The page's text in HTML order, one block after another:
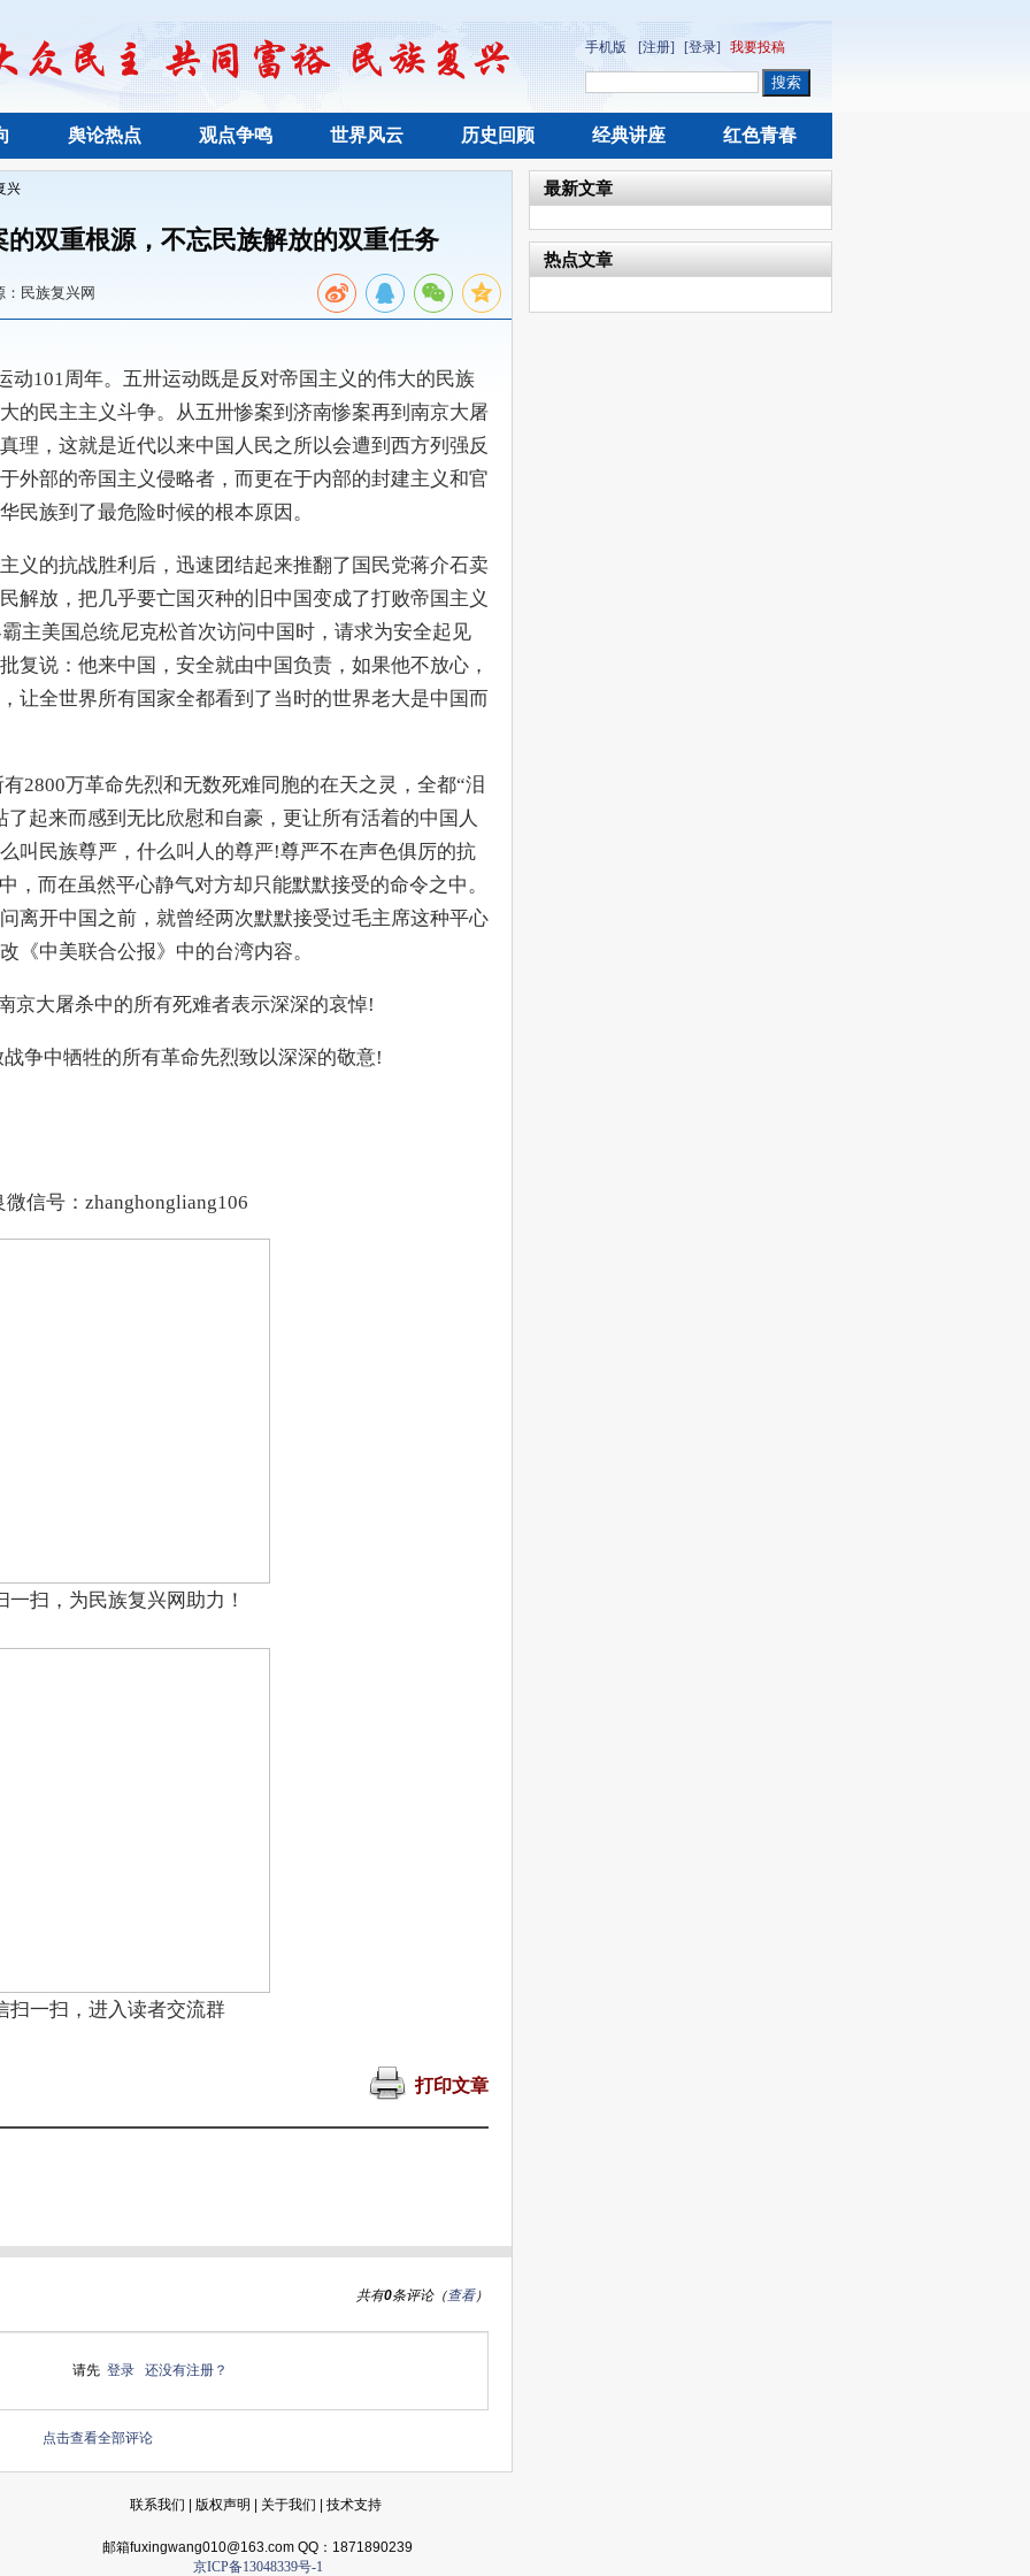
手机版 [注册] [登录] 我要投稿
舆论热点 观点争鸣 世界风云 历史回顾 经典讲座 红色青春
兴
双重根源，不忘民族解放的双重任务
：民族复兴网
101周年。五卅运动既是反对帝国主义的伟大的民族
的民主主义斗争。从五卅惨案到济南惨案再到南京大屠
理，这就是近代以来中国人民之所以会遭到西方列强反
外部的帝国主义侵略者，而更在于内部的封建主义和官
民族到了最危险时候的根本原因。
的抗战胜利后，迅速团结起来推翻了国民党蒋介石卖
解放，把几乎要亡国灭种的旧中国变成了打败帝国主义
主美国总统尼克松首次访问中国时，请求为安全起见
复说：他来中国，安全就由中国负责，如果他不放心，
让全世界所有国家全都看到了当时的世界老大是中国而
万革命先烈和无数死难同胞的在天之灵，全都“泪
起来而感到无比欣慰和自豪，更让所有活着的中国人
叫民族尊严，什么叫人的尊严!尊严不在声色俱厉的抗
，而在虽然平心静气对方却只能默默接受的命令之中。
离开中国之前，就曾经两次默默接受过毛主席这种平心
《中美联合公报》中的台湾内容。
大屠杀中的所有死难者表示深深的哀悼!
中牺牲的所有革命先烈致以深深的敬意!
微信号：zhanghongliang106
一扫，为民族复兴网助力！
扫一扫，进入读者交流群
打印文章
共有0条评论（查看）
请先 登录 还没有注册？
点击查看全部评论
最新文章
热点文章
联系我们 版权声明 关于我们 技术支持
邮箱fuxingwang010@163.com QQ：1871890239
京ICP备13048339号-1